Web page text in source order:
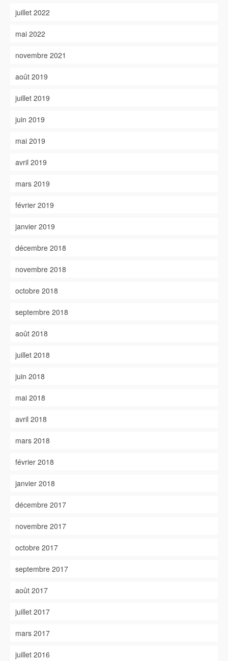
juillet 2022
mai 2022
novembre 2021
août 2019
juillet 2019
juin 2019
mai 2019
avril 2019
mars 2019
février 2019
janvier 2019
décembre 2018
novembre 2018
octobre 2018
septembre 2018
août 2018
juillet 2018
juin 2018
mai 2018
avril 2018
mars 2018
février 2018
janvier 2018
décembre 2017
novembre 2017
octobre 2017
septembre 2017
août 2017
juillet 2017
mars 2017
juillet 2016